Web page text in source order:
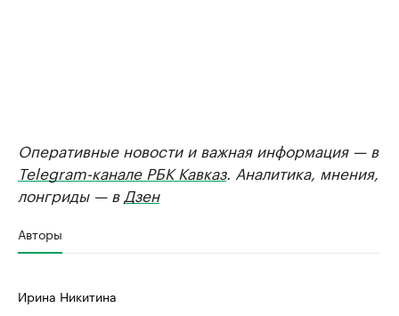
Оперативные новости и важная информация — в
Telegram-канале РБК Кавказ. Аналитика, мнения,
лонгриды — в Дзен
Авторы
Ирина Никитина